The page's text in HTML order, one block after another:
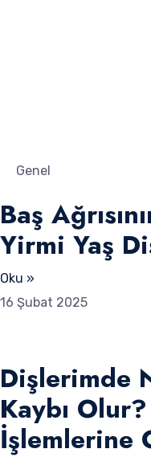
Genel
Baş
Yirmi Yaş
Oku »
16 Şubat 2025
Dişlerimde
Kaybı
İşlemlerine